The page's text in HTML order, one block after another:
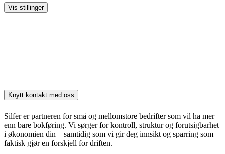
Vis stillinger
Knytt kontakt med oss
Silfer er partneren for små og mellomstore bedrifter som vil ha mer
enn bare bokføring. Vi sørger for kontroll, struktur og forutsigbarhet
i økonomien din – samtidig som vi gir deg innsikt og sparring som
faktisk gjør en forskjell for driften.